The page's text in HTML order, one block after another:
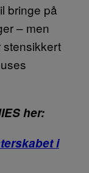
bringe på
– men
her:
i